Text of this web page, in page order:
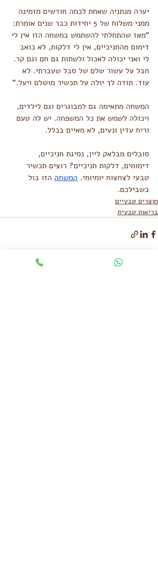
יערה מנתניה שאחת לכמה חודשים מזמינה
ממני משלוח של 5 יחידות כבר שנים אומרת:
"מאז שהתחלתי להשתמש במשחה הזו אין לי
דימום מהחניכיים, אין לי דלקות, לא כואב
לי ואני יכולה לאכול ולשתות גם חם וגם קר.
חבל על עשור שלם של סבל שעברתי. לא
עוד. תודה לך יולה על תכשיר מושלם ויעל."
המשחה מתאימה גם למבוגרים וגם לילדים,
ויכולה לשמש את כל המשפחה. יש לה טעם
וריח עדין ונעים, לא מאיים בכלל.
סובלים מבלאק ליין, נסיגת חניכיים,
דימומים, דלקות חניכיים? רוצים תכשיר
טבעי לצחצוח יומיומי. המשחה הזו בול
בשבילכם.
מוצרים טבעיים
בריאות טבעית